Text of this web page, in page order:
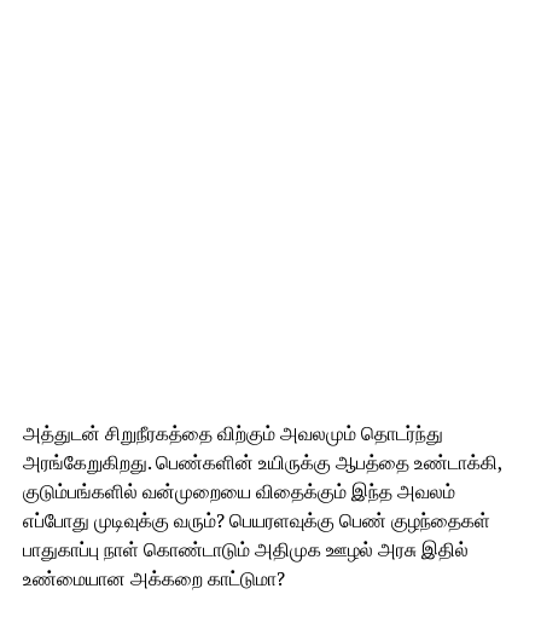
அத்துடன் சிறுநீரகத்தை விற்கும் அவலமும் தொடர்ந்து
அரங்கேறுகிறது. பெண்களின் உயிருக்கு ஆபத்தை உண்டாக்கி,
குடும்பங்களில் வன்முறையை விதைக்கும் இந்த அவலம்
எப்போது முடிவுக்கு வரும்? பெயரளவுக்கு பெண் குழந்தைகள்
பாதுகாப்பு நாள் கொண்டாடும் அதிமுக ஊழல் அரசு இதில்
உண்மையான அக்கறை காட்டுமா?